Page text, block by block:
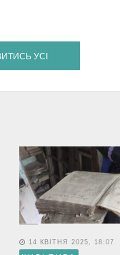
УСІ
14 КВІТНЯ 2025, 18:07